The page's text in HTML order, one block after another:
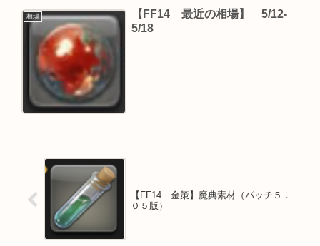
相場
【FF14 最近の相場】 5/12-
5/18
【FF14 金策】魔典素材（パッチ５．
０５版）